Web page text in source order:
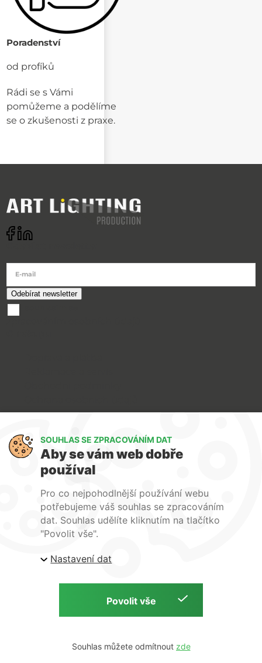
Poradenství
od profíků
Rádi se s Vámi
pomůžeme a podělíme
se o zkušenosti z praxe.
E-mail
O nás
Služby
Kontakty
| ARTlighting.cz, Komenského 427 Újezd u Brna, 664
Copyright © 2026 | ARTlighting.cz | by
SOUHLAS SE ZPRACOVÁNÍM DAT
Aby se vám web dobře
používal
Pro co nejpohodlnější používání webu
potřebujeme váš souhlas se zpracováním
dat. Souhlas udělíte kliknutím na tlačítko
"Povolit vše".
Nastavení dat
Souhlas můžete odmítnout